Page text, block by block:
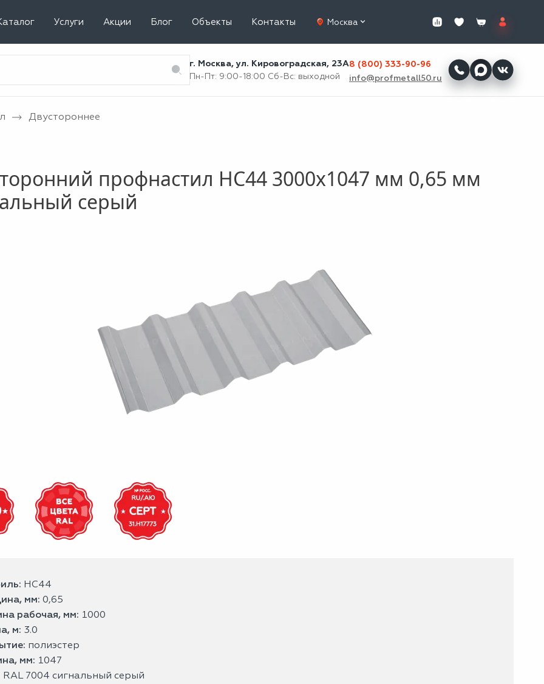
Услуги Акции Блог Объекты Контакты Москва
г. Москва, ул. Кировоградская, 23А
Пн-Пт: 9:00-18:00 Сб-Вс: выходной
8 (800) 333-90-96
info@profmetall50.ru
Двустороннее
профнастил НС44 3000x1047 мм 0,65 мм
серый
НС44
мм: 0,65
рабочая, мм: 1000
м: 3.0
полиэстер
мм: 1047
RAL 7004 сигнальный серый